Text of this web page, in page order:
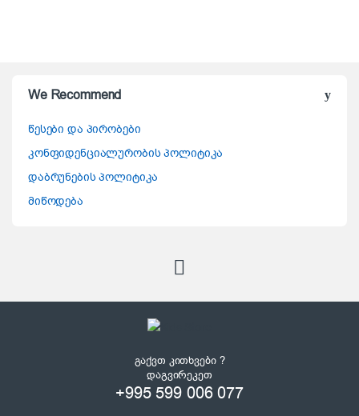
We Recommend
წესები და პირობები
კონფიდენციალურობის პოლიტიკა
დაბრუნების პოლიტიკა
მიწოდება
გაქვთ კითხვები ?
დაგვირეკეთ
+995 599 006 077